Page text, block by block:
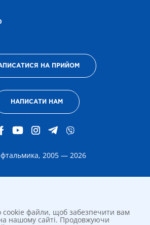
НА ПРИЙОМ
НАПИСАТИ НАМ
2005 — 2026
cookie файли, щоб забезпечити вам
нашому сайті. Продовжуючи